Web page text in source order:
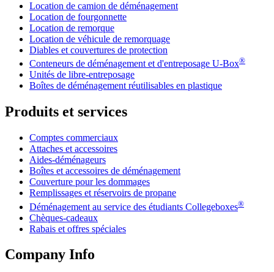
Location de camion de déménagement
Location de fourgonnette
Location de remorque
Location de véhicule de remorquage
Diables et couvertures de protection
Conteneurs de déménagement et d'entreposage U-Box®
Unités de libre-entreposage
Boîtes de déménagement réutilisables en plastique
Produits et services
Comptes commerciaux
Attaches et accessoires
Aides-déménageurs
Boîtes et accessoires de déménagement
Couverture pour les dommages
Remplissages et réservoirs de propane
Déménagement au service des étudiants Collegeboxes®
Chèques-cadeaux
Rabais et offres spéciales
Company Info